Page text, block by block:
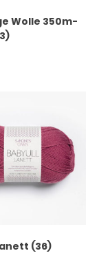
Wolle 350m-
(36)